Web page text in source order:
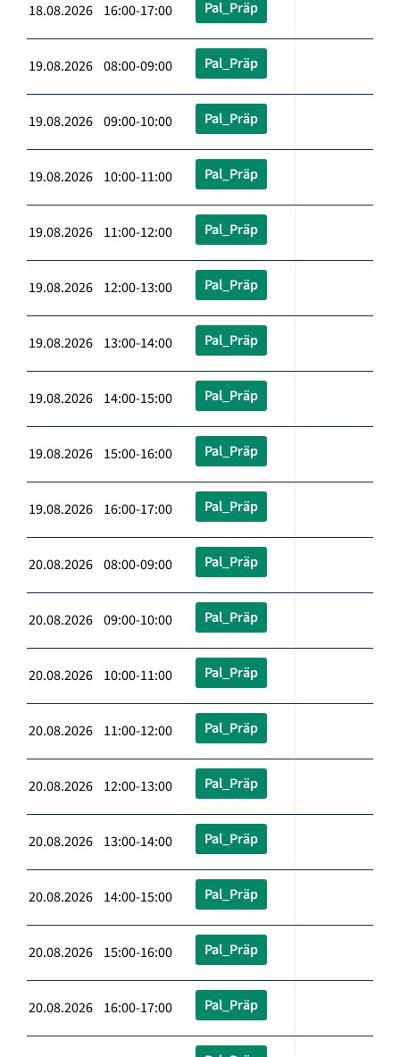
18.08.2026 16:00-17:00 Pal_Präp
19.08.2026 08:00-09:00 Pal_Präp
19.08.2026 09:00-10:00 Pal_Präp
19.08.2026 10:00-11:00 Pal_Präp
19.08.2026 11:00-12:00 Pal_Präp
19.08.2026 12:00-13:00 Pal_Präp
19.08.2026 13:00-14:00 Pal_Präp
19.08.2026 14:00-15:00 Pal_Präp
19.08.2026 15:00-16:00 Pal_Präp
19.08.2026 16:00-17:00 Pal_Präp
20.08.2026 08:00-09:00 Pal_Präp
20.08.2026 09:00-10:00 Pal_Präp
20.08.2026 10:00-11:00 Pal_Präp
20.08.2026 11:00-12:00 Pal_Präp
20.08.2026 12:00-13:00 Pal_Präp
20.08.2026 13:00-14:00 Pal_Präp
20.08.2026 14:00-15:00 Pal_Präp
20.08.2026 15:00-16:00 Pal_Präp
20.08.2026 16:00-17:00 Pal_Präp